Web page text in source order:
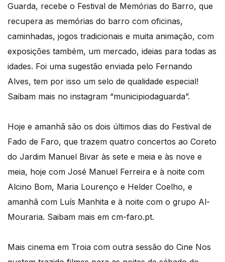
Guarda, recebe o Festival de Memórias do Barro, que
recupera as memórias do barro com oficinas,
caminhadas, jogos tradicionais e muita animação, com
exposições também, um mercado, ideias para todas as
idades. Foi uma sugestão enviada pelo Fernando
Alves, tem por isso um selo de qualidade especial!
Saibam mais no instagram “municipiodaguarda”.
Hoje e amanhã são os dois últimos dias do Festival de
Fado de Faro, que trazem quatro concertos ao Coreto
do Jardim Manuel Bivar às sete e meia e às nove e
meia, hoje com José Manuel Ferreira e à noite com
Alcino Bom, Maria Lourenço e Helder Coelho, e
amanhã com Luís Manhita e à noite com o grupo Al-
Mouraria. Saibam mais em cm-faro.pt.
Mais cinema em Troia com outra sessão do Cine Nos